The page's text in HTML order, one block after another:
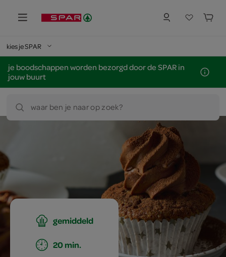
kies je SPAR
je boodschappen worden bezorgd door de SPAR in
jouw buurt
waar ben je naar op zoek?
gemiddeld
20 min.